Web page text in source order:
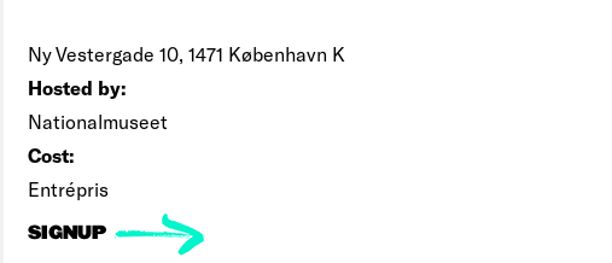
Ny Vestergade 10, 1471 København K
Hosted by:
Nationalmuseet
Cost:
Entrépris
SIGNUP